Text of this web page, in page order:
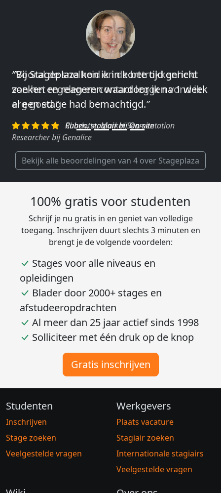
″Vooral de snelheid en de betrokkenheid
van het regelen en contact leggen vond ik
erg goed.″
Charlotte, Market Segmentation
Researcher bij Genalice
Bekijk alle beoordelingen van 4 over Stageplaza
100% gratis voor studenten
Schrijf je nu gratis in en geniet van volledige
toegang. Inschrijven duurt slechts 3 minuten en
brengt je de volgende voordelen:
Stages voor alle niveaus en
opleidingen
Blader door 2000+ stages en
afstudeeropdrachten
Al meer dan 25 jaar actief sinds 1998
Solliciteer met één druk op de knop
Gratis inschrijven
Studenten
Inschrijven
Stage zoeken
Veelgestelde vragen
Werkgevers
Plaats vacature
Stagiair zoeken
Internationale stagiairs
Veelgestelde vragen